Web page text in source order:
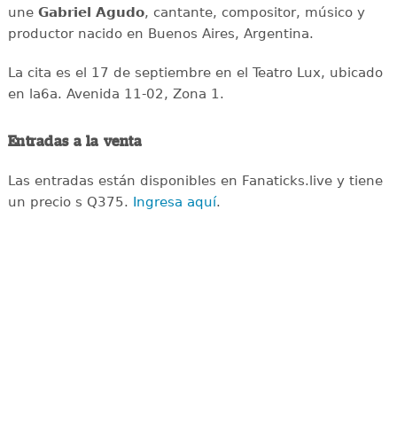
une Gabriel Agudo, cantante, compositor, músico y
productor nacido en Buenos Aires, Argentina.
La cita es el 17 de septiembre en el Teatro Lux, ubicado
en la6a. Avenida 11-02, Zona 1.
Entradas a la venta
Las entradas están disponibles en Fanaticks.live y tiene
un precio s Q375. Ingresa aquí.